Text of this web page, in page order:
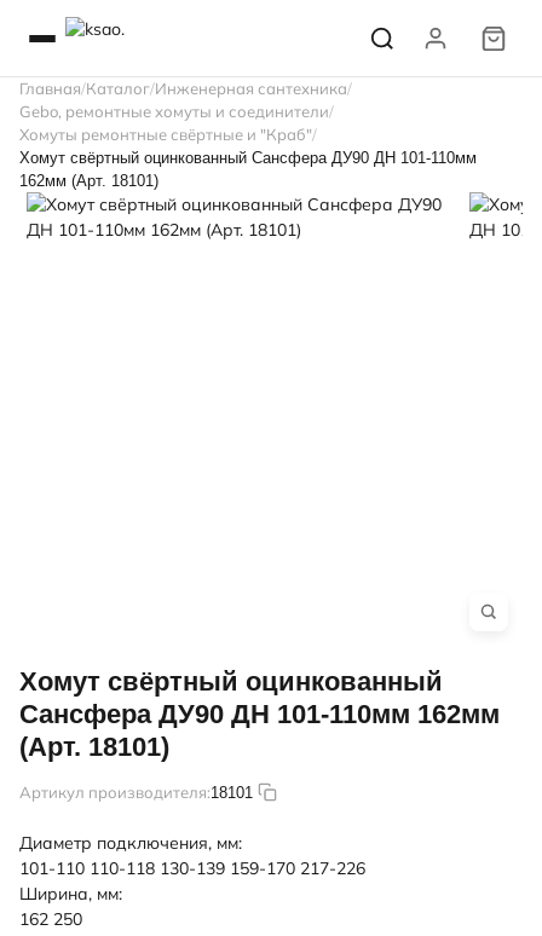
Главная Каталог Инженерная сантехника
Gebo, ремонтные хомуты и соединители
Хомуты ремонтные свёртные и "Краб"
Хомут свёртный оцинкованный Сансфера ДУ90 ДН 101-110мм
162мм (Арт. 18101)
Хомут свёртный оцинкованный
Сансфера ДУ90 ДН 101-110мм 162мм
(Арт. 18101)
Артикул производителя:18101
Диаметр подключения, мм:
101-110 110-118 130-139 159-170 217-226
Ширина, мм:
162 250